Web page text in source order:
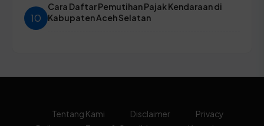
10
Cara Daftar Pemutihan Pajak Kendaraan di
Kabupaten Aceh Selatan
Tentang Kami Disclaimer
Privacy